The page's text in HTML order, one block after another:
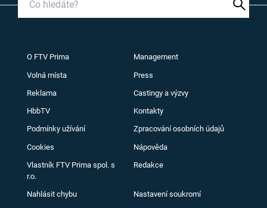
O FTV Prima Management
Volná místa Press
Reklama Castingy a výzvy
HbbTV Kontakty
Podmínky užívání Zpracování osobních údajů
Cookies Nápověda
Vlastník FTV Prima spol. s
r.o.
Redakce
Nahlásit chybu Nastavení soukromí